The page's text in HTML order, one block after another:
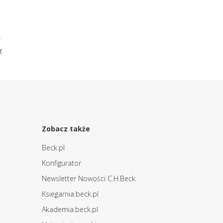
Zobacz także
Beck.pl
Konfigurator
Newsletter Nowości C.H.Beck
Ksiegarnia.beck.pl
Akademia.beck.pl